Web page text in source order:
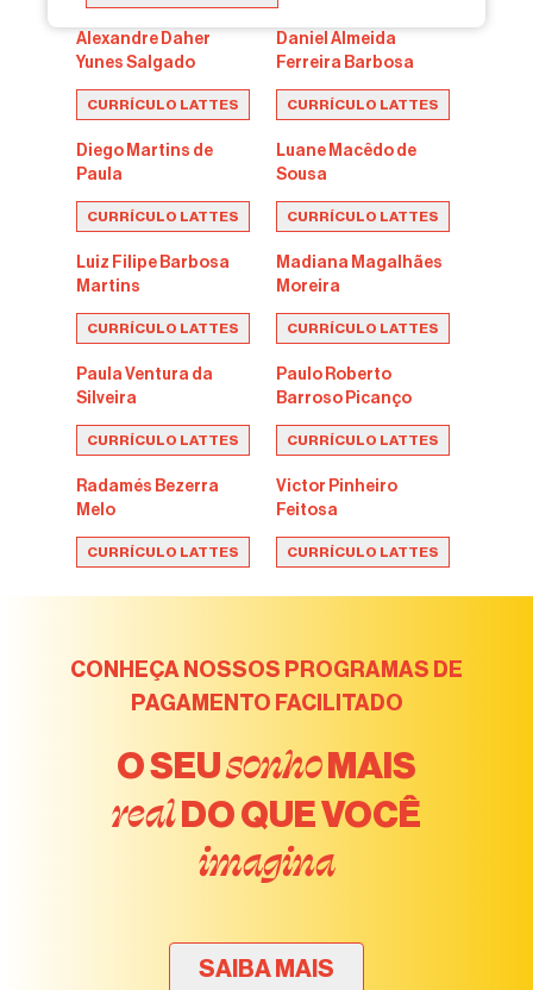
Alexandre Daher
Yunes Salgado
CURRÍCULO LATTES
Daniel Almeida
Ferreira Barbosa
CURRÍCULO LATTES
Diego Martins de
Paula
CURRÍCULO LATTES
Luane Macêdo de
Sousa
CURRÍCULO LATTES
Luiz Filipe Barbosa
Martins
CURRÍCULO LATTES
Madiana Magalhães
Moreira
CURRÍCULO LATTES
Paula Ventura da
Silveira
CURRÍCULO LATTES
Paulo Roberto
Barroso Picanço
CURRÍCULO LATTES
Radamés Bezerra
Melo
CURRÍCULO LATTES
Victor Pinheiro
Feitosa
CURRÍCULO LATTES
CONHEÇA NOSSOS PROGRAMAS DE
PAGAMENTO FACILITADO
O SEUsonho MAIS
real DO QUE VOCÊ
imagina
SAIBA MAIS